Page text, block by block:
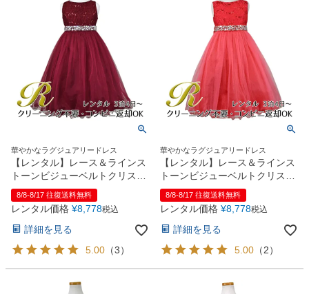
華やかなラグジュアリードレス
【レンタル】レース＆ラインス
トーンビジューベルトクリスタ
ルチュール子供ドレス
(MBK340)バーガンディー
8/8-8/17 往復送料無料
レンタル価格 ¥8,778税込
詳細を見る
5.00 （3）
華やかなラグジュアリードレス
【レンタル】レース＆ラインス
トーンビジューベルトクリスタ
ルチュール子供ドレス
(MBK340)コーラル
8/8-8/17 往復送料無料
レンタル価格 ¥8,778税込
詳細を見る
5.00 （2）